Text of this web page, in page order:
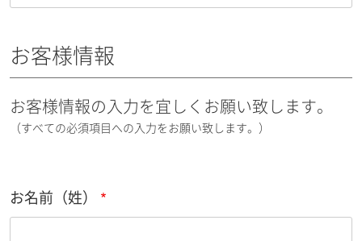
お客様情報
お客様情報の入力を宜しくお願い致します。
（すべての必須項目への入力をお願い致します。）
お名前（姓）